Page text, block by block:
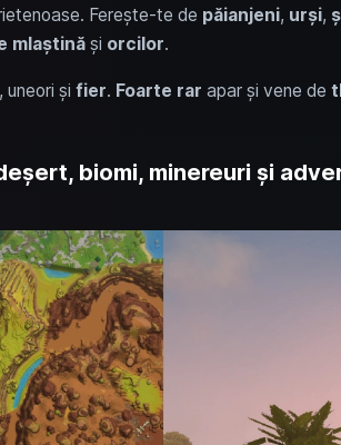
Ferește-te de păianjeni, urși,
mlaștinăși orcilor.
, uneori și fier. Foarte rar apar și vene de
biomi, minereuri și